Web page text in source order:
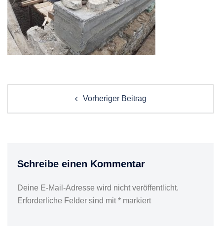
Vorheriger Beitrag
Schreibe einen Kommentar
Deine E-Mail-Adresse wird nicht veröffentlicht.
Erforderliche Felder sind mit* markiert